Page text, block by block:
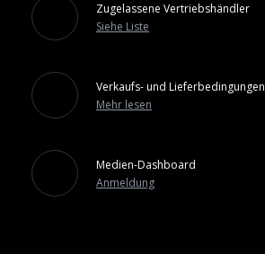
Zugelassene Vertriebshändler
Siehe Liste
Verkaufs- und Lieferbedingungen
Mehr lesen
Medien-Dashboard
Anmeldung